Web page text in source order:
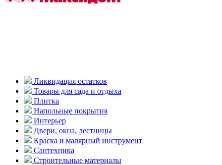
Ликвидация остатков
Товары для сада и отдыха
Плитка
Напольные покрытия
Интерьер
Двери, окна, лестницы
Краска и малярный инструмент
Сантехника
Строительные материалы